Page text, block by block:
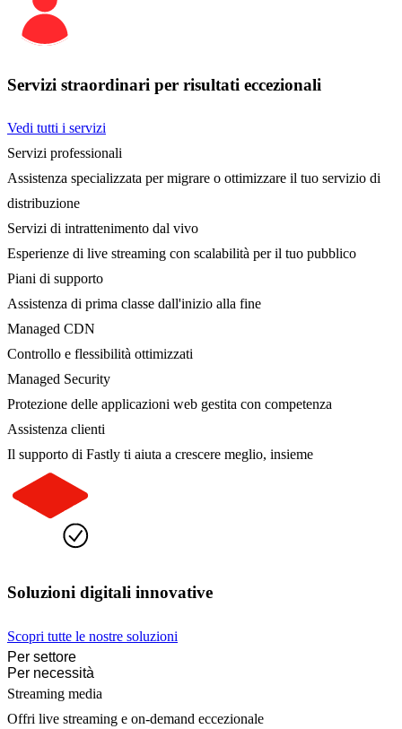
Servizi straordinari per risultati eccezionali
Vedi tutti i servizi
Servizi professionali
Assistenza specializzata per migrare o ottimizzare il tuo servizio di
distribuzione
Servizi di intrattenimento dal vivo
Esperienze di live streaming con scalabilità per il tuo pubblico
Piani di supporto
Assistenza di prima classe dall'inizio alla fine
Managed CDN
Controllo e flessibilità ottimizzati
Managed Security
Protezione delle applicazioni web gestita con competenza
Assistenza clienti
Il supporto di Fastly ti aiuta a crescere meglio, insieme
Soluzioni digitali innovative
Scopri tutte le nostre soluzioni
Per settore
Per necessità
Streaming media
Offri live streaming e on-demand eccezionale